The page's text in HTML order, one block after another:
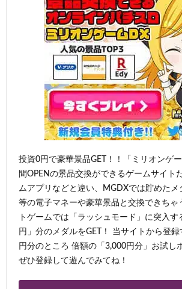
投資0円で豪華景品GET！！「ミリオンゲ
間OPENの景品交換ができるゲームサイト
ムアプリなどと違い、MGDXでは貯めたメ
等の電子マネーや豪華景品と交換できちゃ
トゲームでは「ラッシュモード」に突入
円」分のメダルをGET！ 当サイトから登
円分のところ 倍額の「3,000円分」お試し
ぜひ登録して遊んでみてね！